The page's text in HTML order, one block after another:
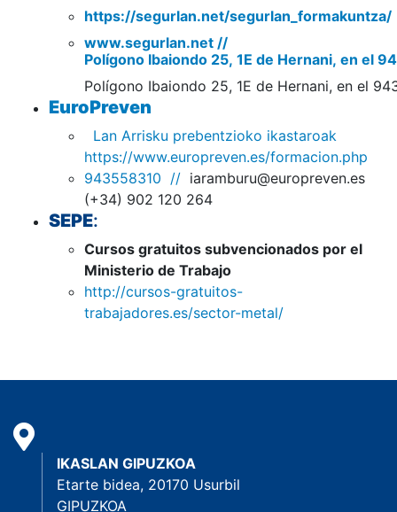
https://segurlan.net/segurlan_formakuntza/
www.segurlan.net //
Polígono Ibaiondo 25, 1E de Hernani, en el
Polígono Ibaiondo 25, 1E de Hernani, en el
EuroPreven
Lan Arrisku prebentzioko ikastaroak
https://www.europreven.es/formacion.php
943558310 // iaramburu@europreven.es
(+34) 902 120 264
SEPE:
Cursos gratuitos subvencionados por el
Ministerio de Trabajo
http://cursos-gratuitos-
trabajadores.es/sector-metal/
IKASLAN GIPUZKOA
Etarte bidea, 20170 Usurbil
GIPUZKOA